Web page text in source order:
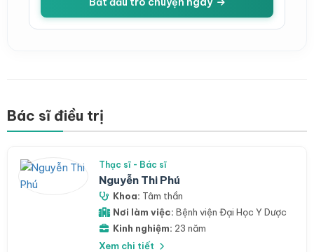
Bác sĩ điều trị
Thạc sĩ - Bác sĩ
Nguyễn Thi Phú
Khoa: Tâm thần
Nơi làm việc: Bệnh viện Đại Học Y Dược
Kinh nghiệm: 23 năm
Xem chi tiết